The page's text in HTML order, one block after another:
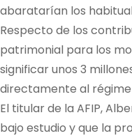
abaratarían los
Respecto de los
patrimonial para los
significar unos 3
directamente al
El titular de la AFIP,
bajo estudio y que la